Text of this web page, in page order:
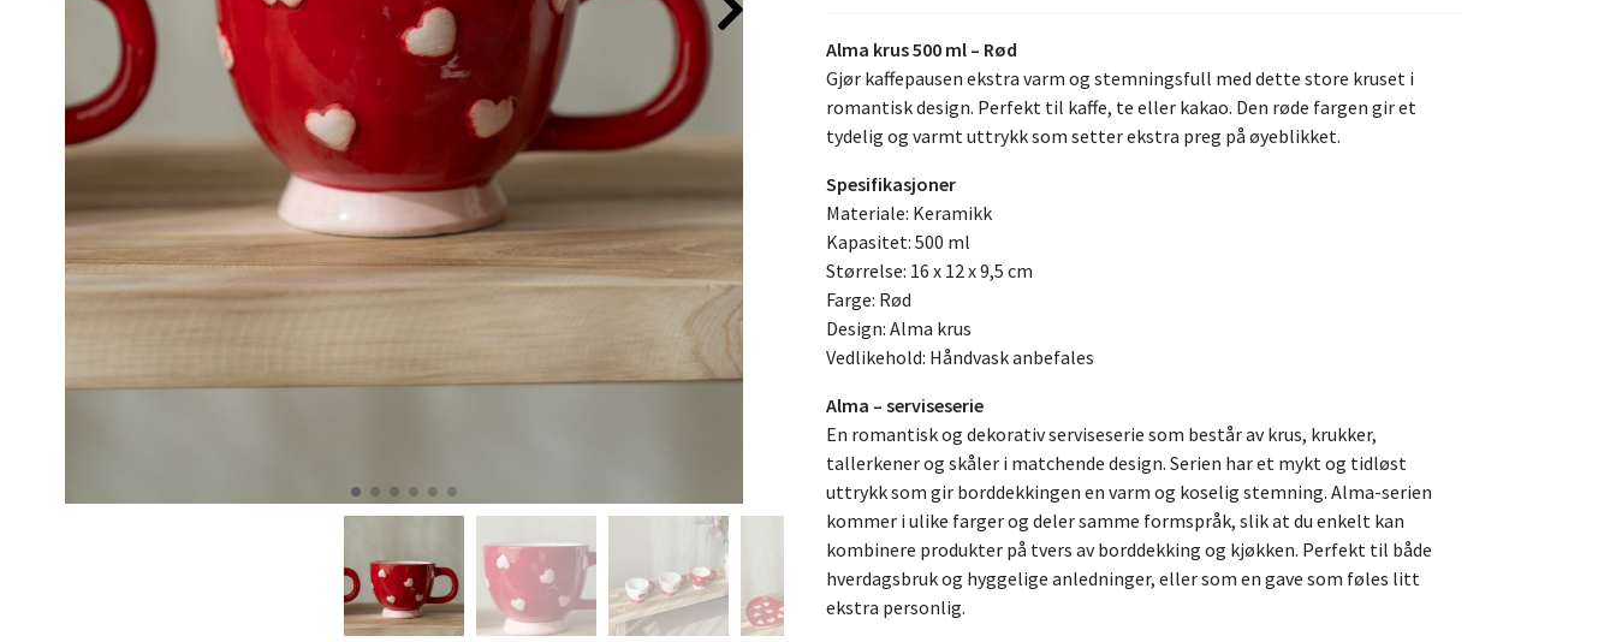
Alma krus 500 ml – Rød
Gjør kaffepausen ekstra varm og stemningsfull med dette store kruset i
romantisk design. Perfekt til kaffe, te eller kakao. Den røde fargen gir et
tydelig og varmt uttrykk som setter ekstra preg på øyeblikket.
Spesifikasjoner
Materiale: Keramikk
Kapasitet: 500 ml
Størrelse: 16 x 12 x 9,5 cm
Farge: Rød
Design: Alma krus
Vedlikehold: Håndvask anbefales
Alma – serviseserie
En romantisk og dekorativ serviseserie som består av krus, krukker,
tallerkener og skåler i matchende design. Serien har et mykt og tidløst
uttrykk som gir borddekkingen en varm og koselig stemning. Alma-serien
kommer i ulike farger og deler samme formspråk, slik at du enkelt kan
kombinere produkter på tvers av borddekking og kjøkken. Perfekt til både
hverdagsbruk og hyggelige anledninger, eller som en gave som føles litt
ekstra personlig.